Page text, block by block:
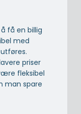
få en billig
med
priser
fleksibel
man spare